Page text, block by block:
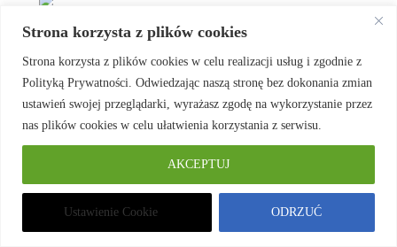
Strona korzysta z plików cookies
Strona korzysta z plików cookies w celu realizacji usług i zgodnie z
Polityką Prywatności. Odwiedzając naszą stronę bez dokonania zmian
ustawień swojej przeglądarki, wyrażasz zgodę na wykorzystanie przez
nas plików cookies w celu ułatwienia korzystania z serwisu.
Ustawienie Cookie ODRZUĆ
AKCEPTUJ